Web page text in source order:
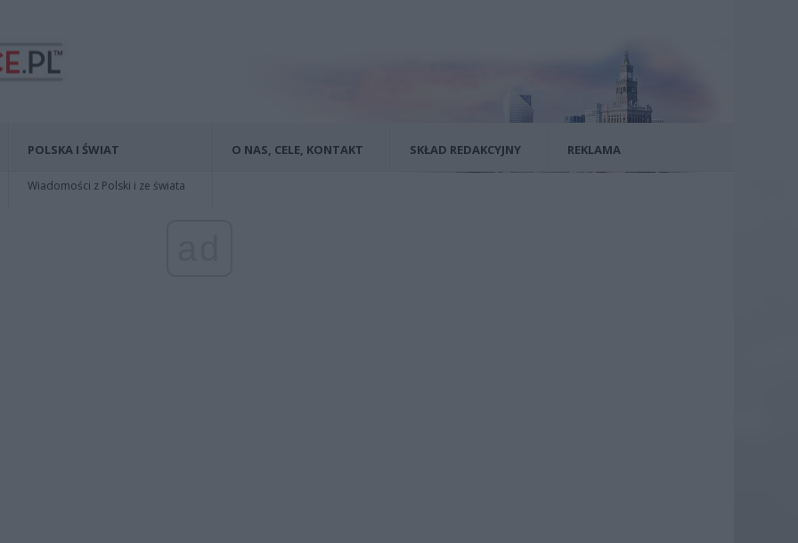
POLSKA I ŚWIAT
Wiadomości z Polski i ze świata
O NAS, CELE, KONTAKT SKŁAD REDAKCYJNY REKLAMA